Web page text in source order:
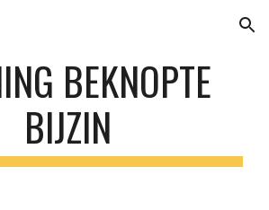
Skip to navigation
BEKNOPTE
BIJZIN